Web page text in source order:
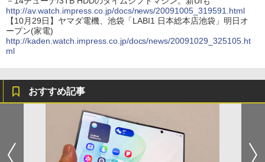
http://av.watch.impress.co.jp/docs/news/20091005_319591.html
【10月29日】ヤマダ電機、池袋「LABI1 日本総本店池袋」明日オ
ープン(家電)
http://kaden.watch.impress.co.jp/docs/news/20091029_325105.ht
ml
おすすめ記事